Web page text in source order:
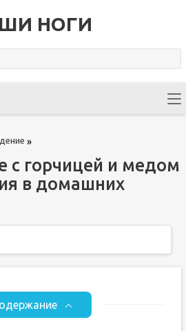
НОГИ
»
с горчицей и медом
в домашних